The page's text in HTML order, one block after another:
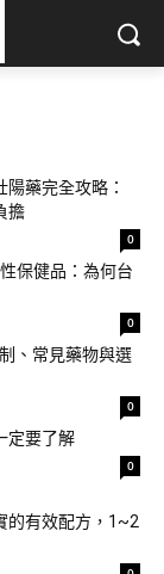
藥完全攻略：
擔
0
保健品：為何台
0
、常見藥物與選
0
定要了解
0
的有效配方，1~2